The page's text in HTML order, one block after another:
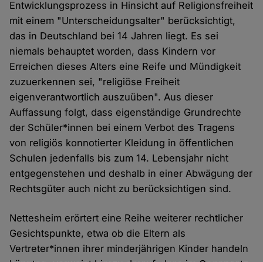
Entwicklungsprozess in Hinsicht auf Religionsfreiheit
mit einem "Unterscheidungsalter" berücksichtigt,
das in Deutschland bei 14 Jahren liegt. Es sei
niemals behauptet worden, dass Kindern vor
Erreichen dieses Alters eine Reife und Mündigkeit
zuzuerkennen sei, "religiöse Freiheit
eigenverantwortlich auszuüben". Aus dieser
Auffassung folgt, dass eigenständige Grundrechte
der Schüler*innen bei einem Verbot des Tragens
von religiös konnotierter Kleidung in öffentlichen
Schulen jedenfalls bis zum 14. Lebensjahr nicht
entgegenstehen und deshalb in einer Abwägung der
Rechtsgüter auch nicht zu berücksichtigen sind.
Nettesheim erörtert eine Reihe weiterer rechtlicher
Gesichtspunkte, etwa ob die Eltern als
Vertreter*innen ihrer minderjährigen Kinder handeln